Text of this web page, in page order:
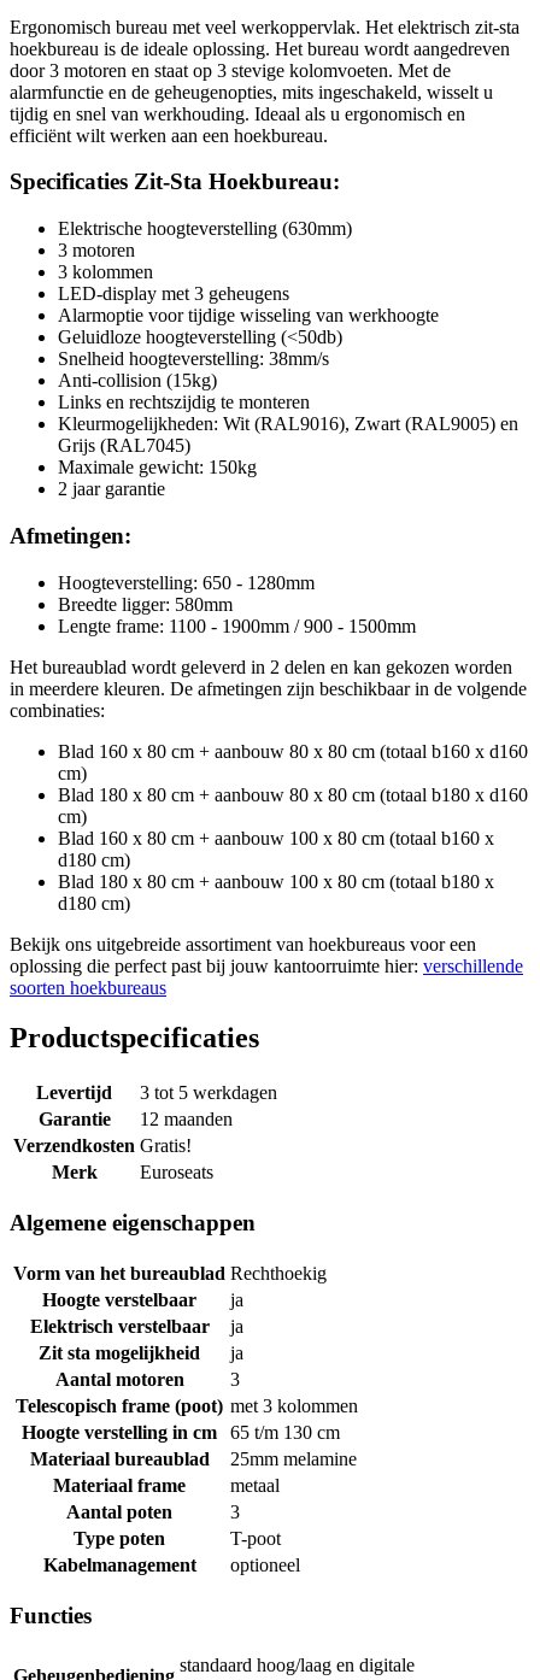
Ergonomisch bureau met veel werkoppervlak. Het elektrisch zit-sta
hoekbureau is de ideale oplossing. Het bureau wordt aangedreven
door 3 motoren en staat op 3 stevige kolomvoeten. Met de
alarmfunctie en de geheugenopties, mits ingeschakeld, wisselt u
tijdig en snel van werkhouding. Ideaal als u ergonomisch en
efficiënt wilt werken aan een hoekbureau.
Specificaties Zit-Sta Hoekbureau:
Elektrische hoogteverstelling (630mm)
3 motoren
3 kolommen
LED-display met 3 geheugens
Alarmoptie voor tijdige wisseling van werkhoogte
Geluidloze hoogteverstelling (<50db)
Snelheid hoogteverstelling: 38mm/s
Anti-collision (15kg)
Links en rechtszijdig te monteren
Kleurmogelijkheden: Wit (RAL9016), Zwart (RAL9005) en
Grijs (RAL7045)
Maximale gewicht: 150kg
2 jaar garantie
Afmetingen:
Hoogteverstelling: 650 - 1280mm
Breedte ligger: 580mm
Lengte frame: 1100 - 1900mm / 900 - 1500mm
Het bureaublad wordt geleverd in 2 delen en kan gekozen worden
in meerdere kleuren. De afmetingen zijn beschikbaar in de volgende
combinaties:
Blad 160 x 80 cm + aanbouw 80 x 80 cm (totaal b160 x d160
cm)
Blad 180 x 80 cm + aanbouw 80 x 80 cm (totaal b180 x d160
cm)
Blad 160 x 80 cm + aanbouw 100 x 80 cm (totaal b160 x
d180 cm)
Blad 180 x 80 cm + aanbouw 100 x 80 cm (totaal b180 x
d180 cm)
Bekijk ons uitgebreide assortiment van hoekbureaus voor een
oplossing die perfect past bij jouw kantoorruimte hier: verschillende
soorten hoekbureaus
Productspecificaties
Levertijd
3 tot 5 werkdagen
Garantie
12 maanden
Verzendkosten Gratis!
Merk
Euroseats
Algemene eigenschappen
Vorm van het bureaublad Rechthoekig
Hoogte verstelbaar
ja
Elektrisch verstelbaar
ja
Zit sta mogelijkheid
ja
Aantal motoren
3
Telescopisch frame (poot) met 3 kolommen
Hoogte verstelling in cm
65 t/m 130 cm
Materiaal bureaublad
25mm melamine
Materiaal frame
metaal
Aantal poten
3
Type poten
T-poot
Kabelmanagement
optioneel
Functies
standaard hoog/laag en digitale